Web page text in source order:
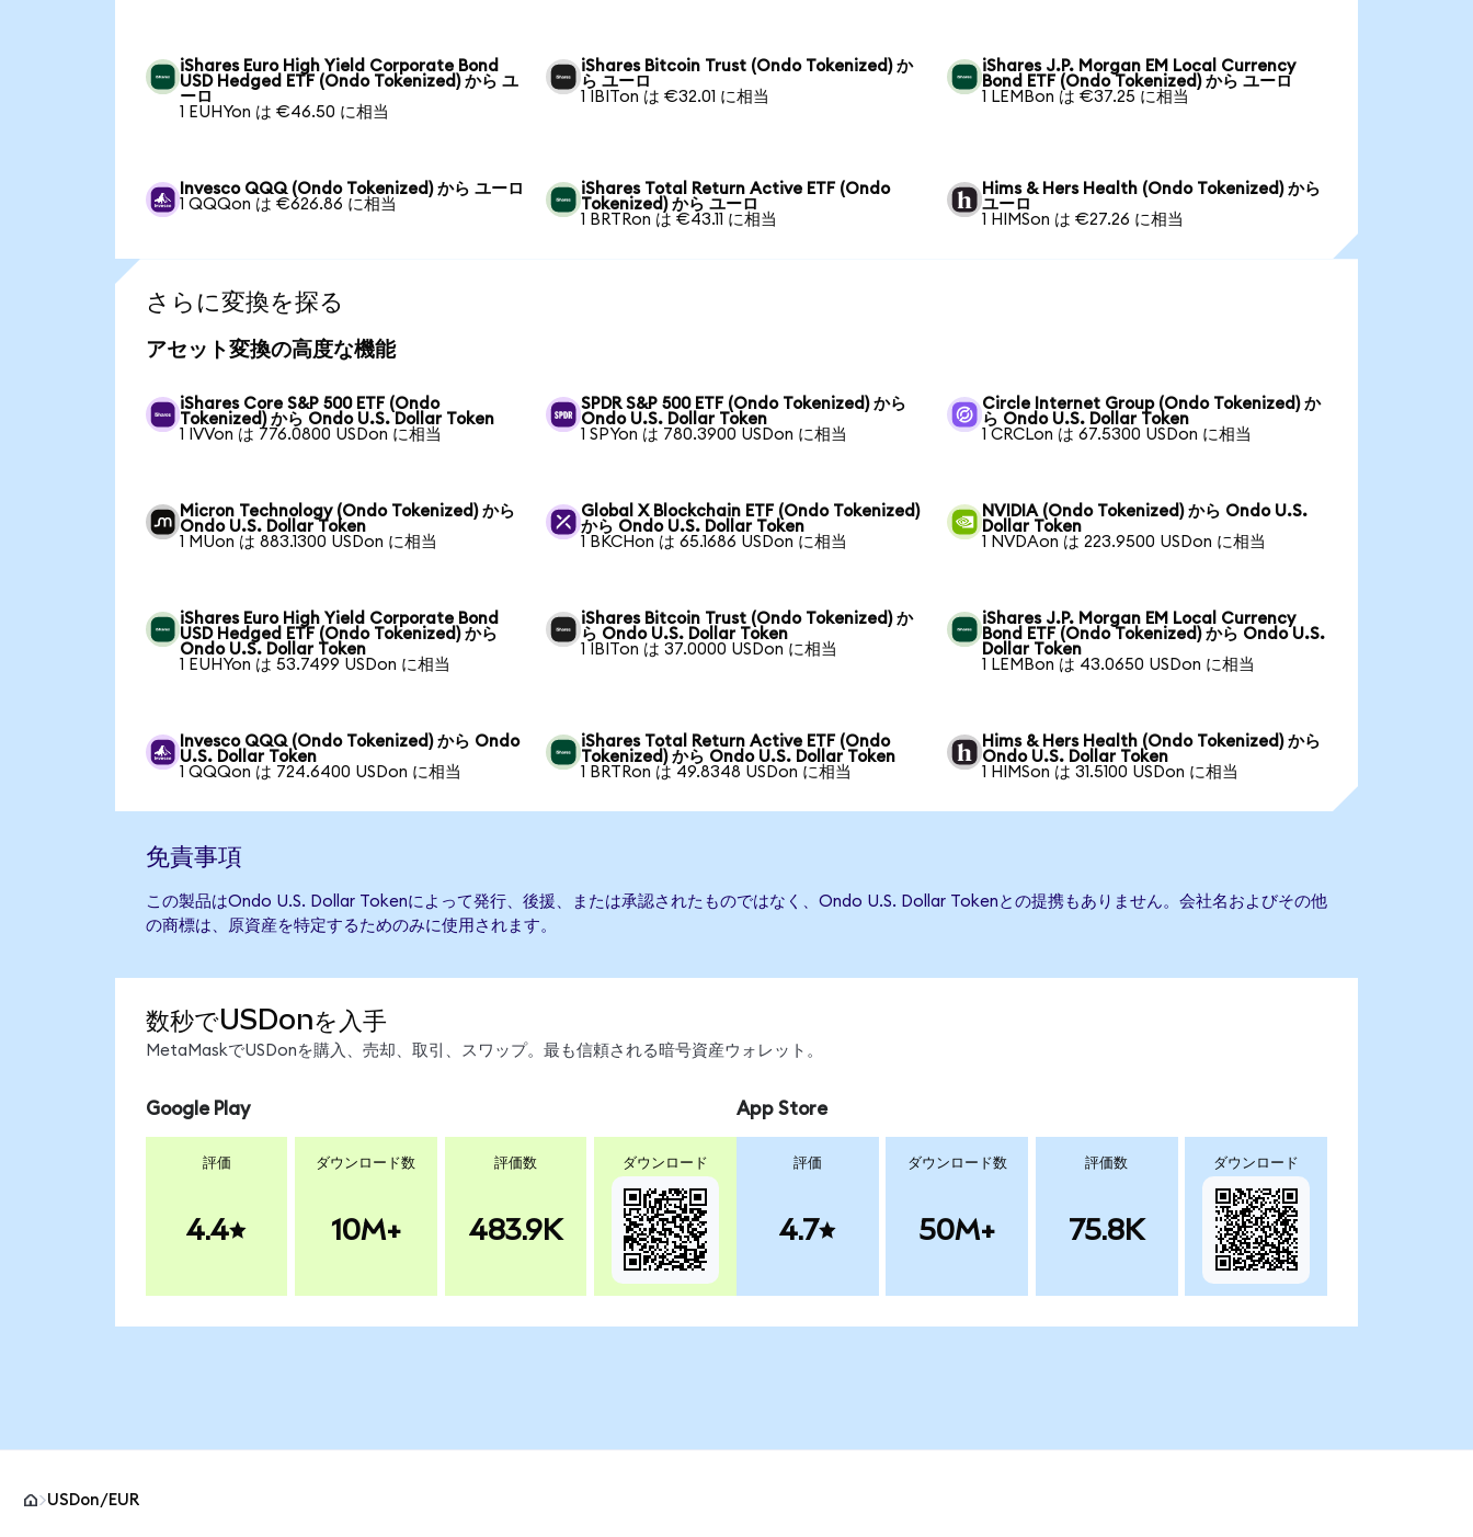
iShares Euro High Yield Corporate Bond
USD Hedged ETF (Ondo Tokenized) から ユ
ーロ
1 EUHYon は €46.50 に相当
iShares Bitcoin Trust (Ondo Tokenized) か
ら ユーロ
1 IBITon は €32.01 に相当
iShares J.P. Morgan EM Local Currency
Bond ETF (Ondo Tokenized) から ユーロ
1 LEMBon は €37.25 に相当
Invesco QQQ (Ondo Tokenized) から ユーロ
1 QQQon は €626.86 に相当
iShares Total Return Active ETF (Ondo
Tokenized) から ユーロ
1 BRTRon は €43.11 に相当
Hims & Hers Health (Ondo Tokenized) から
ユーロ
1 HIMSon は €27.26 に相当
さらに変換を探る
アセット変換の高度な機能
iShares Core S&P 500 ETF (Ondo
Tokenized) から Ondo U.S. Dollar Token
1 IVVon は 776.0800 USDon に相当
SPDR S&P 500 ETF (Ondo Tokenized) から
Ondo U.S. Dollar Token
1 SPYon は 780.3900 USDon に相当
Circle Internet Group (Ondo Tokenized) か
ら Ondo U.S. Dollar Token
1 CRCLon は 67.5300 USDon に相当
Micron Technology (Ondo Tokenized) から
Ondo U.S. Dollar Token
1 MUon は 883.1300 USDon に相当
Global X Blockchain ETF (Ondo Tokenized)
から Ondo U.S. Dollar Token
1 BKCHon は 65.1686 USDon に相当
NVIDIA (Ondo Tokenized) から Ondo U.S.
Dollar Token
1 NVDAon は 223.9500 USDon に相当
iShares Euro High Yield Corporate Bond
USD Hedged ETF (Ondo Tokenized) から
Ondo U.S. Dollar Token
1 EUHYon は 53.7499 USDon に相当
iShares Bitcoin Trust (Ondo Tokenized) か
ら Ondo U.S. Dollar Token
1 IBITon は 37.0000 USDon に相当
iShares J.P. Morgan EM Local Currency
Bond ETF (Ondo Tokenized) から Ondo U.S.
Dollar Token
1 LEMBon は 43.0650 USDon に相当
Invesco QQQ (Ondo Tokenized) から Ondo
U.S. Dollar Token
1 QQQon は 724.6400 USDon に相当
iShares Total Return Active ETF (Ondo
Tokenized) から Ondo U.S. Dollar Token
1 BRTRon は 49.8348 USDon に相当
Hims & Hers Health (Ondo Tokenized) から
Ondo U.S. Dollar Token
1 HIMSon は 31.5100 USDon に相当
免責事項
この製品はOndo U.S. Dollar Tokenによって発行、後援、または承認されたものではなく、Ondo U.S. Dollar Tokenとの提携もありません。会社名およびその他
の商標は、原資産を特定するためのみに使用されます。
数秒でUSDonを入手
MetaMaskでUSDonを購入、売却、取引、スワップ。最も信頼される暗号資産ウォレット。
Google Play
評価
4.4
ダウンロード数
10M+
評価数
483.9K
ダウンロード
App Store
評価
4.7
ダウンロード数
50M+
評価数
75.8K
ダウンロード
USDon/EUR